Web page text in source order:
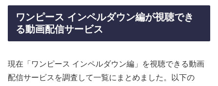
ワンピース インペルダウン編が視聴でき
る動画配信サービス
現在「ワンピース インペルダウン編」を視聴できる動画
配信サービスを調査して一覧にまとめました。以下の